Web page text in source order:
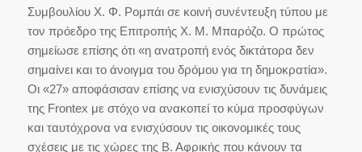
Συμβουλίου Χ. Φ. Ρομπάι σε κοινή συνέντευξη τύπου με
τον πρόεδρο της Επιτροπής Χ. Μ. Μπαρόζο. Ο πρώτος
σημείωσε επίσης ότι «η ανατροπή ενός δικτάτορα δεν
σημαίνει και το άνοιγμα του δρόμου για τη δημοκρατία».
Οι «27» αποφάσισαν επίσης να ενισχύσουν τις δυνάμεις
της Frontex με στόχο να ανακοπεί το κύμα προσφύγων
και ταυτόχρονα να ενισχύσουν τις οικονομικές τους
σχέσεις με τις χώρες της Β. Αφρικής που κάνουν τα